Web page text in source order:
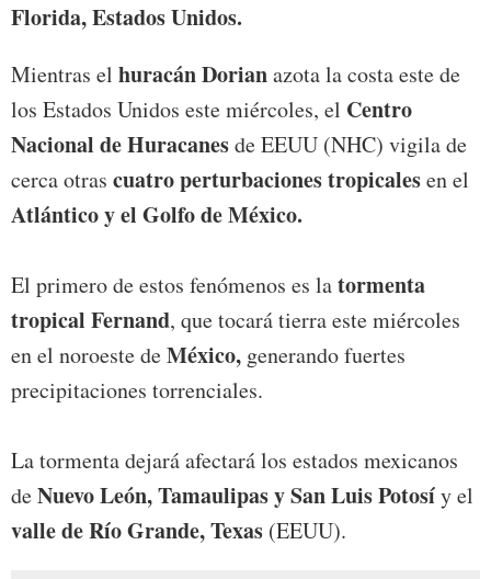
Florida, Estados Unidos.
Mientras el huracán Dorianazota la costa este de
los Estados Unidos este miércoles, el Centro
Nacional de Huracanesde EEUU (NHC) vigila de
cerca otras cuatro perturbaciones tropicalesen el
Atlántico y el Golfo de México.
El primero de estos fenómenos es latormenta
tropical Fernand, que tocará tierra este miércoles
en el noroeste deMéxico, generando fuertes
precipitaciones torrenciales.
La tormenta dejará afectará los estados mexicanos
deNuevo León, Tamaulipas y San Luis Potosíy el
valle de Río Grande, Texas (EEUU).